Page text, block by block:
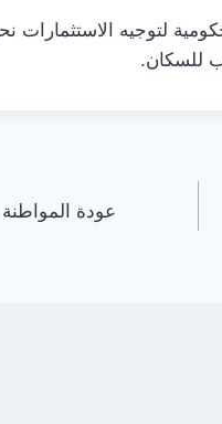
لتوجيه
للسكان.
عودة المواطنة